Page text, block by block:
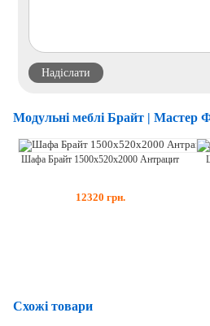
Модульні меблі Брайт | Мастер
Шафа Брайт 1500х520х2000 Антрацит
12320 грн.
Схожі товари